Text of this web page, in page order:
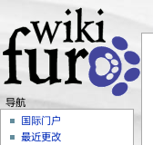
导航
国际门户
最近更改